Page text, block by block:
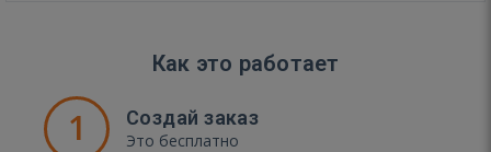
Как это работает
1 Создай заказ
Это бесплатно